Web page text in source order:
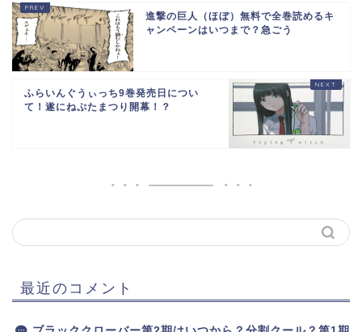
進撃の巨人（ほぼ）無料で全巻読めるキ
ャンペーンはいつまで？急ごう
ふらいんぐうぃっち9巻発売日につい
て！遂にねぷたまつり開幕！？
最近のコメント